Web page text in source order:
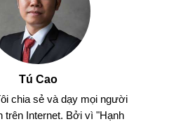
Tú Cao
chia sẻ và dạy mọi người
trên Internet. Bởi vì "Hạnh